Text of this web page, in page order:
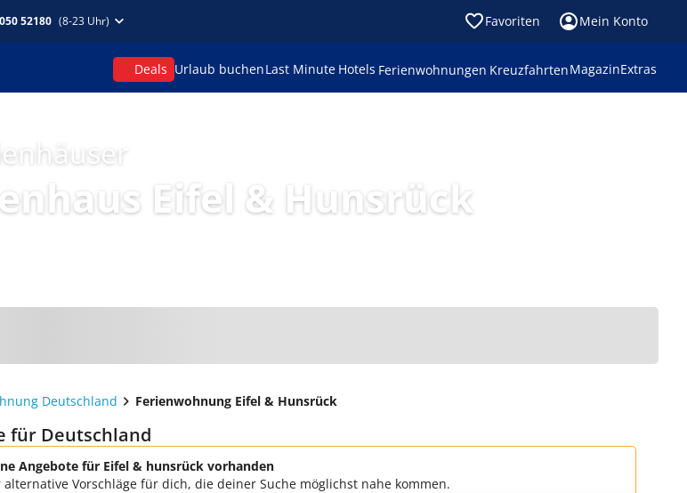
52180 (8-23 Uhr) Favoriten Mein Konto
Deals Urlaub buchenLast Minute Hotels Ferienwohnungen KreuzfahrtenMagazinExtras
Eifel & Hunsrück
Deutschland Ferienwohnung Eifel & Hunsrück
für Deutschland
Angebote für Eifel & hunsrück vorhanden
Vorschläge für dich, die deiner Suche möglichst nahe kommen.